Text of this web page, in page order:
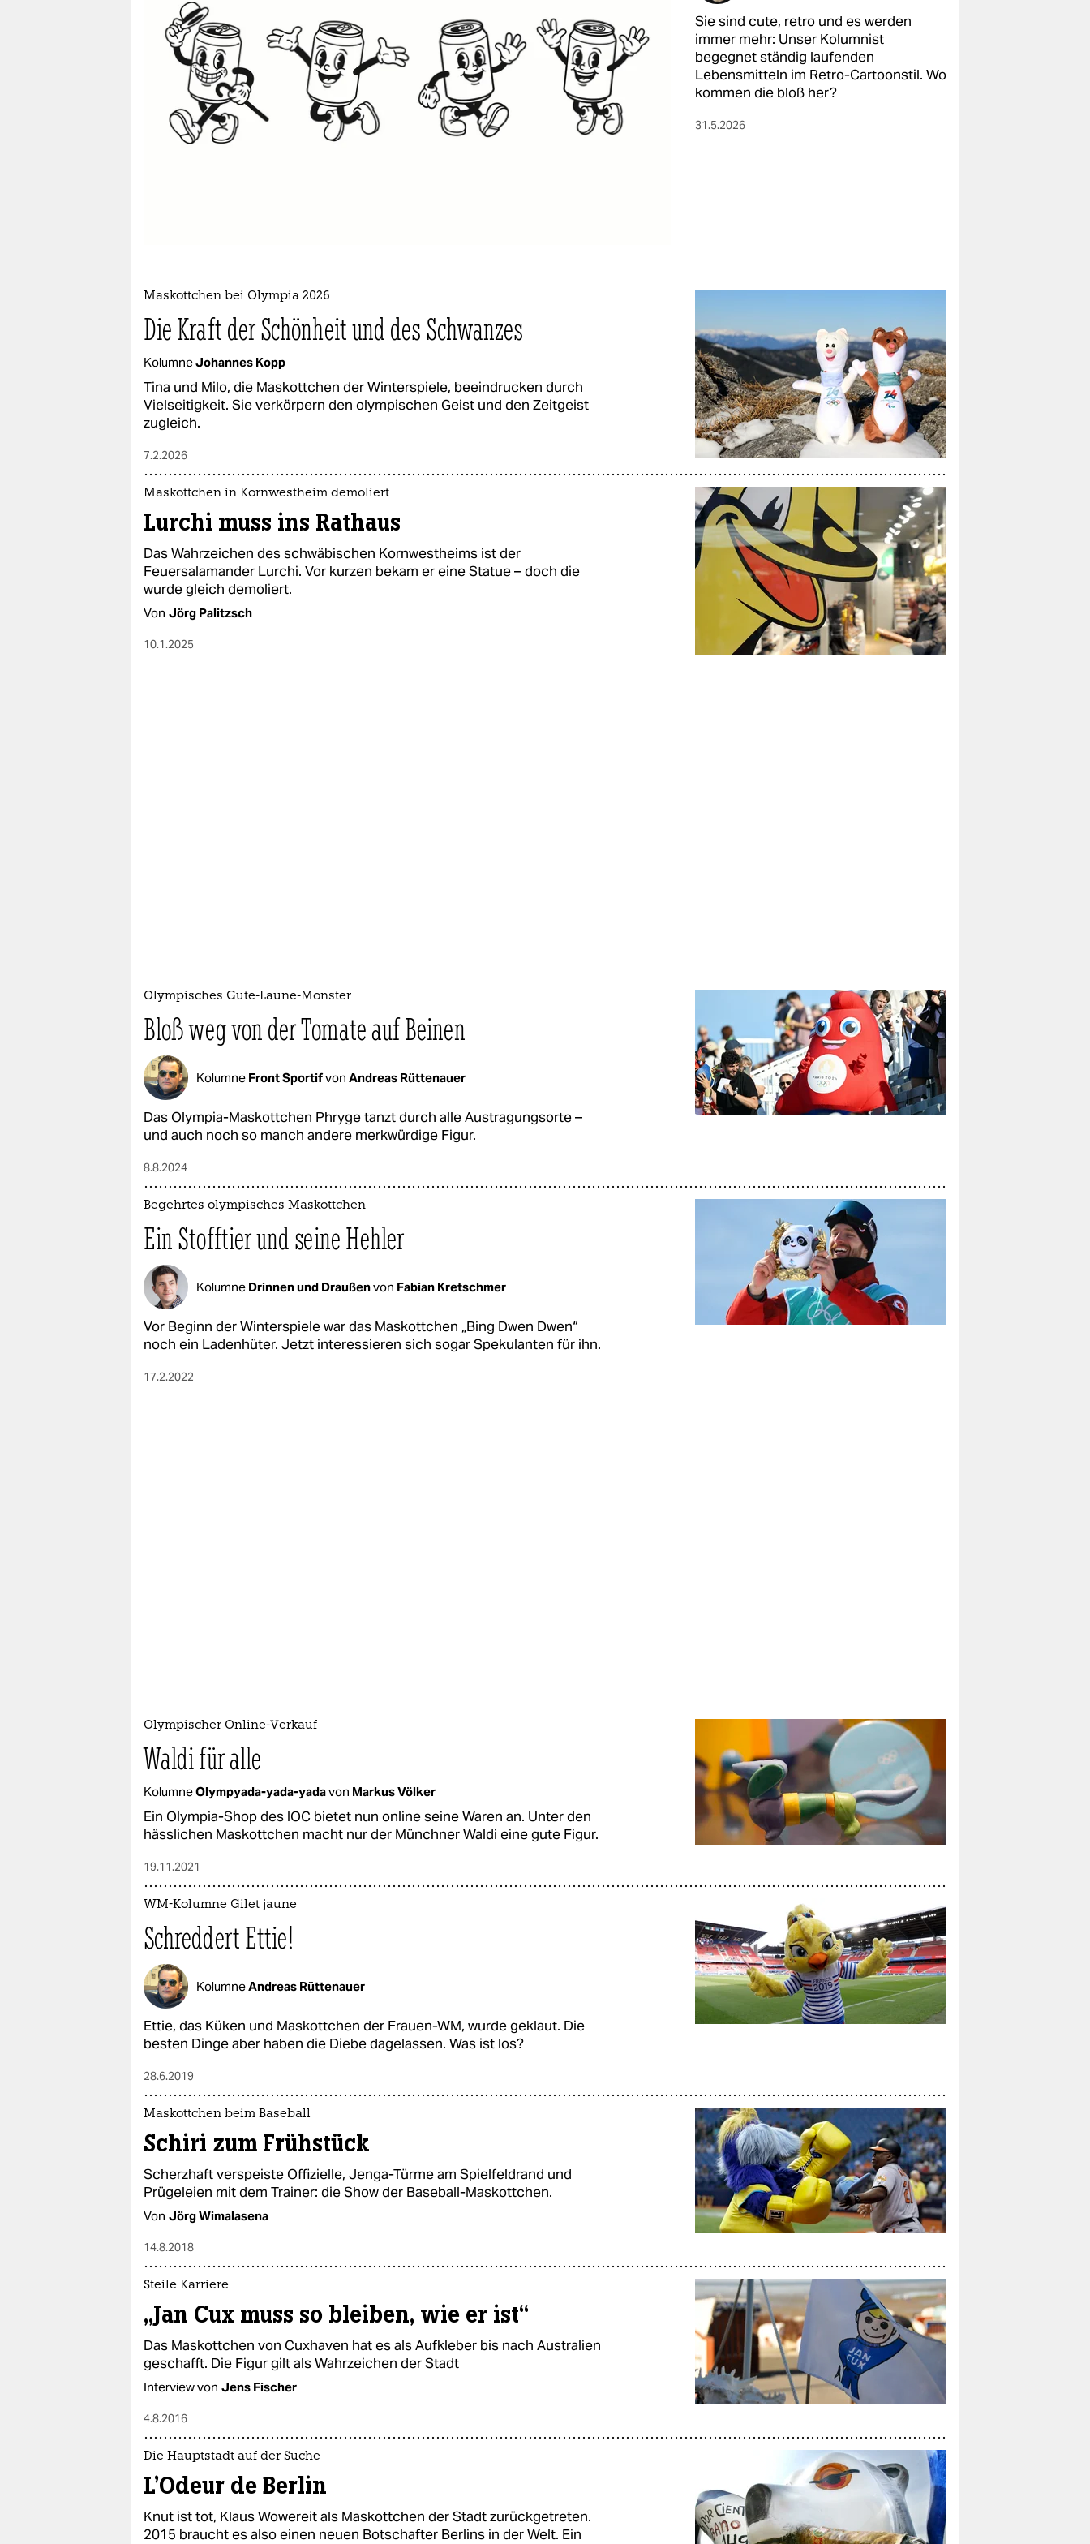
nord
wahrheit
verlag
abo
genossenschaft
epaper login
Sie sind cute, retro und es werden
immer mehr: Unser Kolumnist
begegnet ständig laufenden
Lebensmitteln im Retro-Cartoonstil. Wo
kommen die bloß her?
31.5.2026
Maskottchen bei Olympia 2026
Die Kraft der Schönheit und des Schwanzes
KolumneJohannes Kopp
Tina und Milo, die Maskottchen der Winterspiele, beeindrucken durch
Vielseitigkeit. Sie verkörpern den olympischen Geist und den Zeitgeist
zugleich.
7.2.2026
Maskottchen in Kornwestheim demoliert
Lurchi muss ins Rathaus
Das Wahrzeichen des schwäbischen Kornwestheims ist der
Feuersalamander Lurchi. Vor kurzen bekam er eine Statue – doch die
wurde gleich demoliert.
Von Jörg Palitzsch
10.1.2025
Olympisches Gute-Laune-Monster
Bloß weg von der Tomate auf Beinen
Kolumne Front Sportifvon Andreas Rüttenauer
Das Olympia-Maskottchen Phryge tanzt durch alle Austragungsorte –
und auch noch so manch andere merkwürdige Figur.
8.8.2024
Begehrtes olympisches Maskottchen
Ein Stofftier und seine Hehler
Kolumne Drinnen und Draußenvon Fabian Kretschmer
Vor Beginn der Winterspiele war das Maskottchen „Bing Dwen Dwen“
noch ein Ladenhüter. Jetzt interessieren sich sogar Spekulanten für ihn.
17.2.2022
Olympischer Online-Verkauf
Waldi für alle
KolumneOlympyada-yada-yadavon Markus Völker
Ein Olympia-Shop des IOC bietet nun online seine Waren an. Unter den
hässlichen Maskottchen macht nur der Münchner Waldi eine gute Figur.
19.11.2021
WM-Kolumne Gilet jaune
Schreddert Ettie!
KolumneAndreas Rüttenauer
Ettie, das Küken und Maskottchen der Frauen-WM, wurde geklaut. Die
besten Dinge aber haben die Diebe dagelassen. Was ist los?
28.6.2019
Maskottchen beim Baseball
Schiri zum Frühstück
Scherzhaft verspeiste Offizielle, Jenga-Türme am Spielfeldrand und
Prügeleien mit dem Trainer: die Show der Baseball-Maskottchen.
Von Jörg Wimalasena
14.8.2018
Steile Karriere
„Jan Cux muss so bleiben, wie er ist“
Das Maskottchen von Cuxhaven hat es als Aufkleber bis nach Australien
geschafft. Die Figur gilt als Wahrzeichen der Stadt
Interview von Jens Fischer
4.8.2016
Die Hauptstadt auf der Suche
L'Odeur de Berlin
Knut ist tot, Klaus Wowereit als Maskottchen der Stadt zurückgetreten.
2015 braucht es also einen neuen Botschafter Berlins in der Welt. Ein